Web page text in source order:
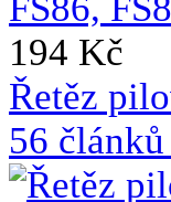
194 Kč
Řetěz
56